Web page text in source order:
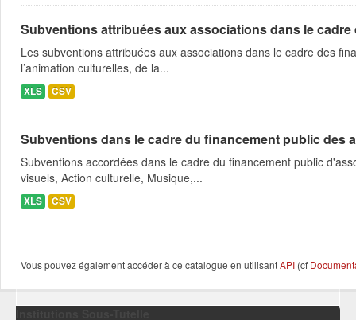
Subventions attribuées aux associations dans le
Les subventions attribuées aux associations dans le cadre des
l’animation culturelles, de la...
XLS CSV
Subventions dans le cadre du financement public des
Subventions accordées dans le cadre du financement public
visuels, Action culturelle, Musique,...
XLS CSV
Vous pouvez également accéder à ce catalogue en utilisantAPI (cf